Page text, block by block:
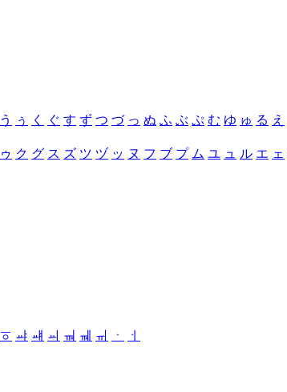
う ぅ く ぐ す ず つ づ っ ぬ ふ ぶ ぷ む ゆ ゅ る え
ゥ ク グ ス ズ ツ ヅ ッ ヌ フ ブ プ ム ユ ュ ル エ ェ
ㆆ ㆇ ㆈ ㆉ ㆊ ㆋ ㆌ ㆍ
ㆎ